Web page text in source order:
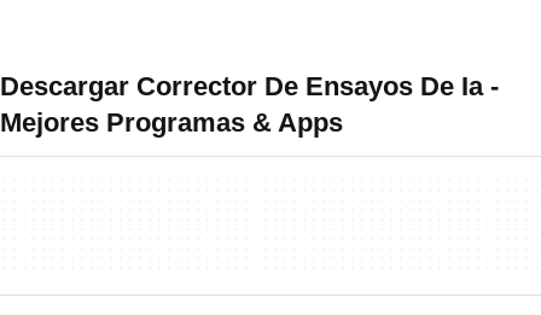
Descargar Corrector De Ensayos De Ia -
Mejores Programas & Apps